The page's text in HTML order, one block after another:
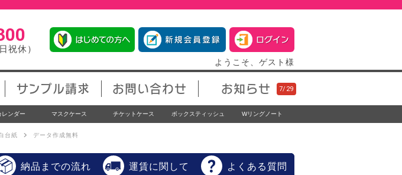
レンダー マスクケース チケットケース ボックスティッシュ Wリングノート
祝休）
ようこそ、ゲスト様
サンプル請求 お問い合わせ お知らせ
台紙 データ作成無料
納品までの流れ 運賃に関して よくある質問